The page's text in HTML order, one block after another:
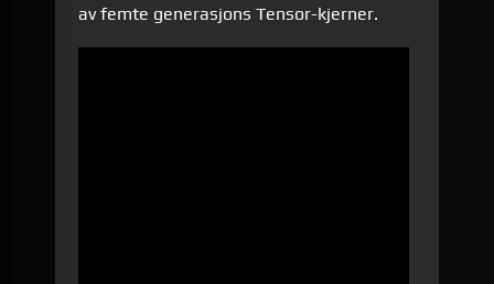
av femte generasjons Tensor-kjerner.